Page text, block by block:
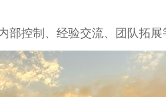
控制、经验交流、团队拓展